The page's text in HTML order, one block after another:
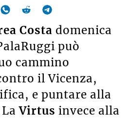
Costa domenica
può
cammino
il Vicenza,
e puntare alla
LaVirtus invece alla